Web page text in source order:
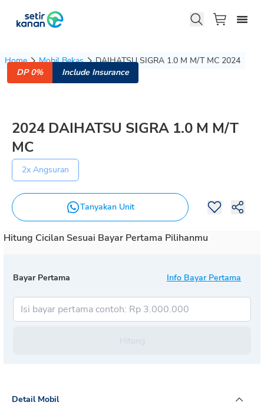
Home Mobil Bekas
DAIHATSU SIGRA 1.0 M M/T MC 2024
DP 0%
Include Insurance
2024 DAIHATSU SIGRA 1.0 M M/T
MC
2x Angsuran
Tanyakan Unit
Hitung Cicilan Sesuai Bayar Pertama Pilihanmu
Bayar Pertama Info Bayar Pertama
Detail Mobil